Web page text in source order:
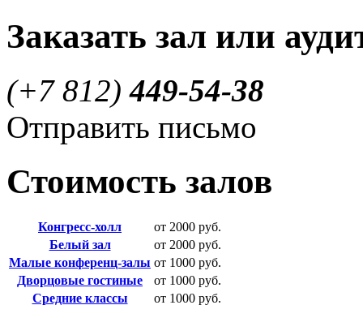
Заказать зал или
(+7 812)449-54-38
Отправить письмо
Стоимость залов
Конгресс-холл
от 2000 руб.
Белый зал
от 2000 руб.
Малые конференц-залы от 1000 руб.
Дворцовые гостиные
от 1000 руб.
Средние классы
от 1000 руб.